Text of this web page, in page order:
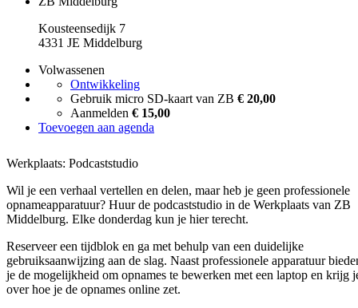
Kousteensedijk 7
4331 JE Middelburg
Volwassenen
Ontwikkeling
Gebruik micro SD-kaart van ZB € 20,00
Aanmelden € 15,00
Toevoegen aan agenda
Werkplaats: Podcaststudio
Wil je een verhaal vertellen en delen, maar heb je geen professionele
opnameapparatuur? Huur de podcaststudio in de Werkplaats van ZB
Middelburg. Elke donderdag kun je hier terecht.
Reserveer een tijdblok en ga met behulp van een duidelijke
gebruiksaanwijzing aan de slag. Naast professionele apparatuur
je de mogelijkheid om opnames te bewerken met een laptop en krijg
over hoe je de opnames online zet.